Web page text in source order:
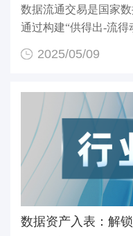
数据流通交易是国家
通过构建“供得出-流得
2025/05/09
数据资产入表：解